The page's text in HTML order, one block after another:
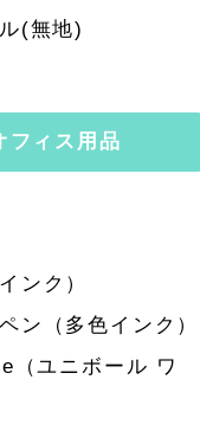
(無地)
フィス用品
ンク）
ン（多色インク）
（ユニボール ワ